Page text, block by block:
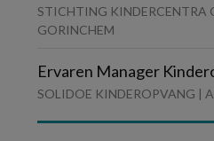
STICHTING KINDERCENTRA
GORINCHEM
Ervaren Manager
SOLIDOE KINDEROPVANG |